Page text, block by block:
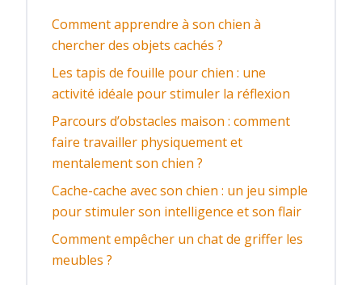
Comment apprendre à son chien à
chercher des objets cachés ?
Les tapis de fouille pour chien : une
activité idéale pour stimuler la réflexion
Parcours d’obstacles maison : comment
faire travailler physiquement et
mentalement son chien ?
Cache-cache avec son chien : un jeu simple
pour stimuler son intelligence et son flair
Comment empêcher un chat de griffer les
meubles ?